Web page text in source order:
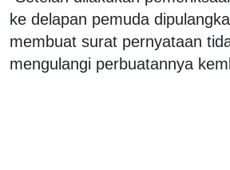
ke delapan pemuda
membuat surat pernyataan
mengulangi perbuatannya